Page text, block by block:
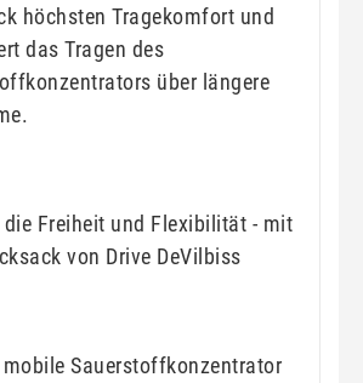
höchsten Tragekomfort und
das Tragen des
über längere
die Freiheit und Flexibilität - mit
von Drive DeVilbiss
Sauerstoffkonzentrator